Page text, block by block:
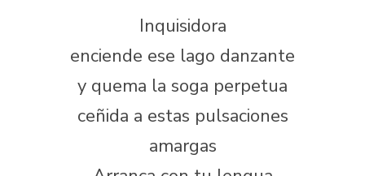
Inquisidora
enciende ese lago danzante
y quema la soga perpetua
ceñida a estas pulsaciones
amargas